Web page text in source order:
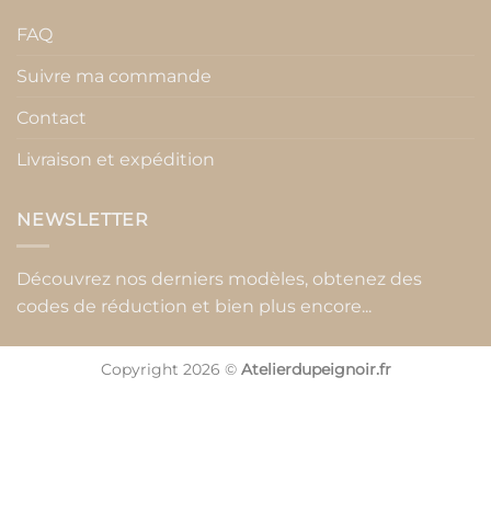
FAQ
Suivre ma commande
Contact
Livraison et expédition
NEWSLETTER
Découvrez nos derniers modèles, obtenez des
codes de réduction et bien plus encore...
Copyright 2026 © Atelierdupeignoir.fr